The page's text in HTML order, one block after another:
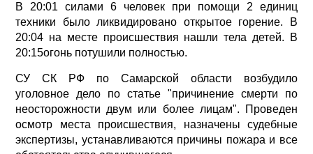
В 20:01 силами 6 человек при помощи 2 единиц
техники было ликвидировано открытое горение. В
20:04 на месте происшествия нашли тела детей. В
20:15огонь потушили полностью.
СУ СК РФ по Самарской области возбудило
уголовное дело по статье "причинение смерти по
неосторожности двум или более лицам". Проведен
осмотр места происшествия, назначены судебные
экспертизы, устанавливаются причины пожара и все